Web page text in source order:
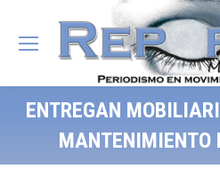
ENTREGAN
MANTENIMIENTO